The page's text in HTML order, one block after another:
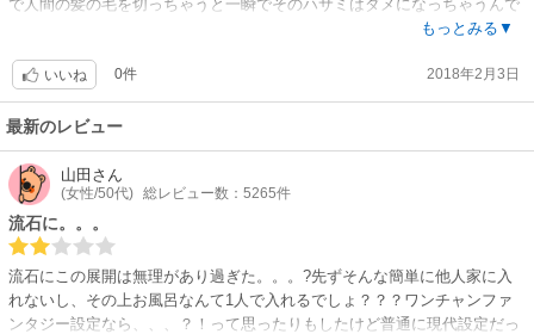
で人間の髪の毛を切っちゃうと一瞬でそのハサミはダメになっちゃうんで
すよ...。そこらへんをもう少し勉強した方がよかったのでは、と思いまし
したハサミだったので気になりました、、
もっとみる▼
いいね 0件 2018年2月3日
最新のレビュー
山田 さん
(女性/50代) 総レビュー数：5265件
流石に。。。
流石にこの展開は無理があり過ぎた。。。?先ずそんな簡単に他人家に入
れないし、その上お風呂なんて1人で入れるでしょ？？？ワンチャンファ
ンタジー設定なら、、、？！って思ったりもしたけど普通に現代設定だっ